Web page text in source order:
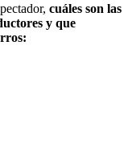
cuáles son las
y que